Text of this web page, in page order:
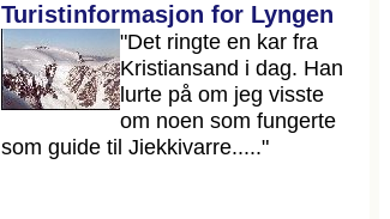
Turistinformasjon for Lyngen
"Det ringte en kar fra
Kristiansand i dag. Han
lurte på om jeg visste
om noen som fungerte
som guide til Jiekkivarre....."